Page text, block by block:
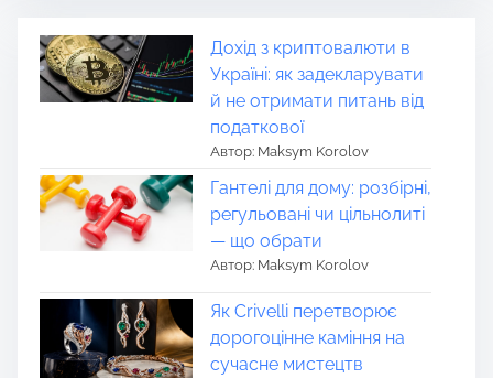
Дохід з криптовалюти в
Україні: як задекларувати
й не отримати питань від
податкової
Автор: Maksym Korolov
Гантелі для дому: розбірні,
регульовані чи цільнолиті
— що обрати
Автор: Maksym Korolov
Як Crivelli перетворює
дорогоцінне каміння на
сучасне мистецтв